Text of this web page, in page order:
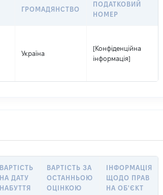
ГРОМАДЯНСТВО
ПОДАТКОВИЙ
НОМЕР
Україна
[Конфіденційна
інформація]
ВАРТІСТЬ
НА ДАТУ
НАБУТТЯ
ВАРТІСТЬ ЗА
ОСТАННЬОЮ
ОЦІНКОЮ
ІНФОРМАЦІЯ
ЩОДО ПРАВ
НА ОБ'ЄКТ